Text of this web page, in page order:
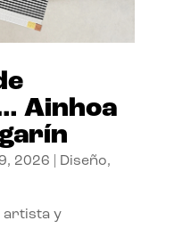
Ainhoa
2026 Diseño,
artista y